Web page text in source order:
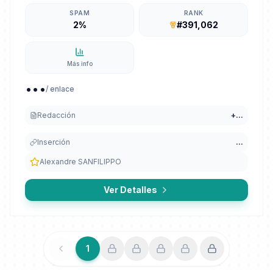
SPAM
2%
RANK
#391,062
Más info
.../ enlace
Redacción +...
Inserción ...
Alexandre SANFILIPPO
Ver Detalles
Anterior
1 Siguiente